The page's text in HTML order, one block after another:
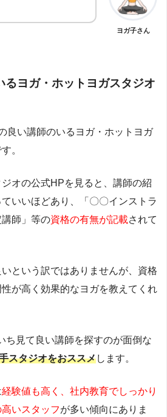
ヨガ子さん
るヨガ・ホットヨガスタジオ
良い講師のいるヨガ・ホットヨガ
。
オの公式HPを見ると、講師の紹
いいほどあり、「〇〇インストラ
師」等の資格の有無が記載されて
という訳ではありませんが、資格
が高く効果的なヨガを教えてくれ
ち見て良い講師を探すのが面倒な
スタジオをおススメします。
経験値も高く、社内教育でしっかり
いスタッフが多い傾向にありま